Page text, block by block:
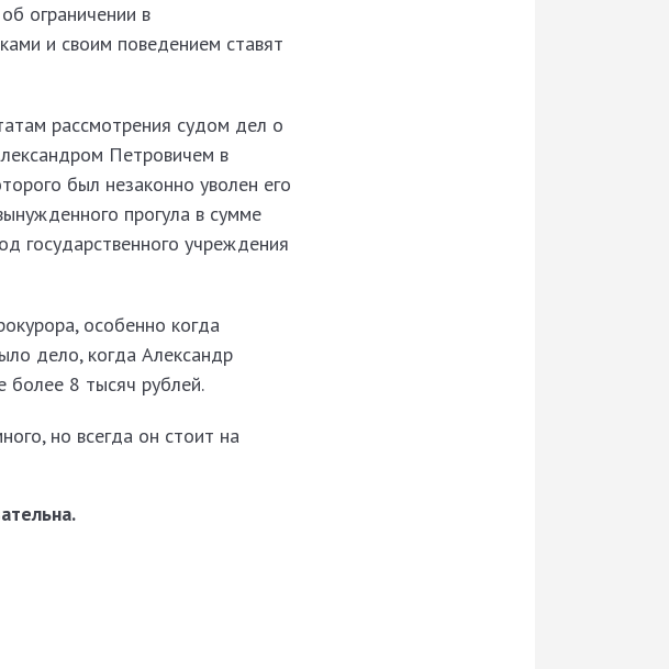
ограничении в
и своим поведением ставят
рассмотрения судом дел о
Петровичем в
был незаконно уволен его
прогула в сумме
государственного учреждения
особенно когда
дело, когда Александр
более 8 тысяч рублей.
но всегда он стоит на